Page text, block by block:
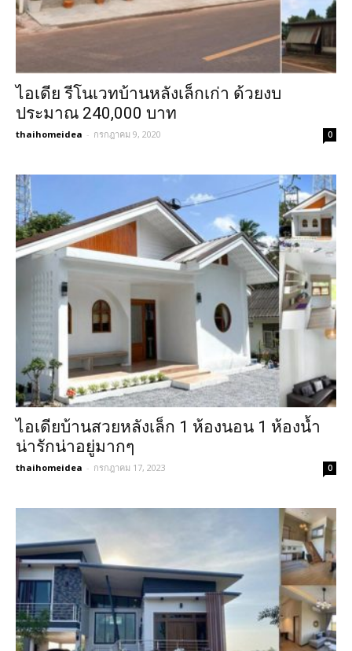
ไอเดีย รีโนเวทบ้านหลังเล็กเก่า ด้วยงบ
ประมาณ 240,000 บาท
thaihomeidea - กรกฎาคม 9, 2020 0
ไอเดียบ้านสวยหลังเล็ก 1 ห้องนอน 1 ห้องน้ำ
น่ารักน่าอยู่มากๆ
thaihomeidea - กรกฎาคม 17, 2023 0